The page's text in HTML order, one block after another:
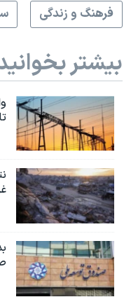
فرهنگ و زندگی
بیشتر